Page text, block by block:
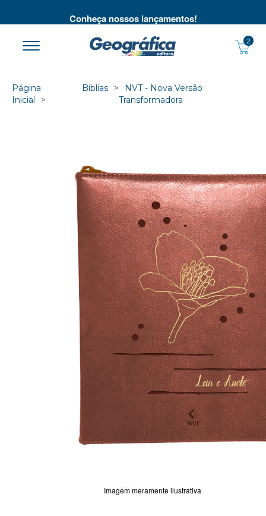
Conheça nossos lançamentos!
2
Página
Inicial
Bíblias
NVT - Nova Versão
Transformadora